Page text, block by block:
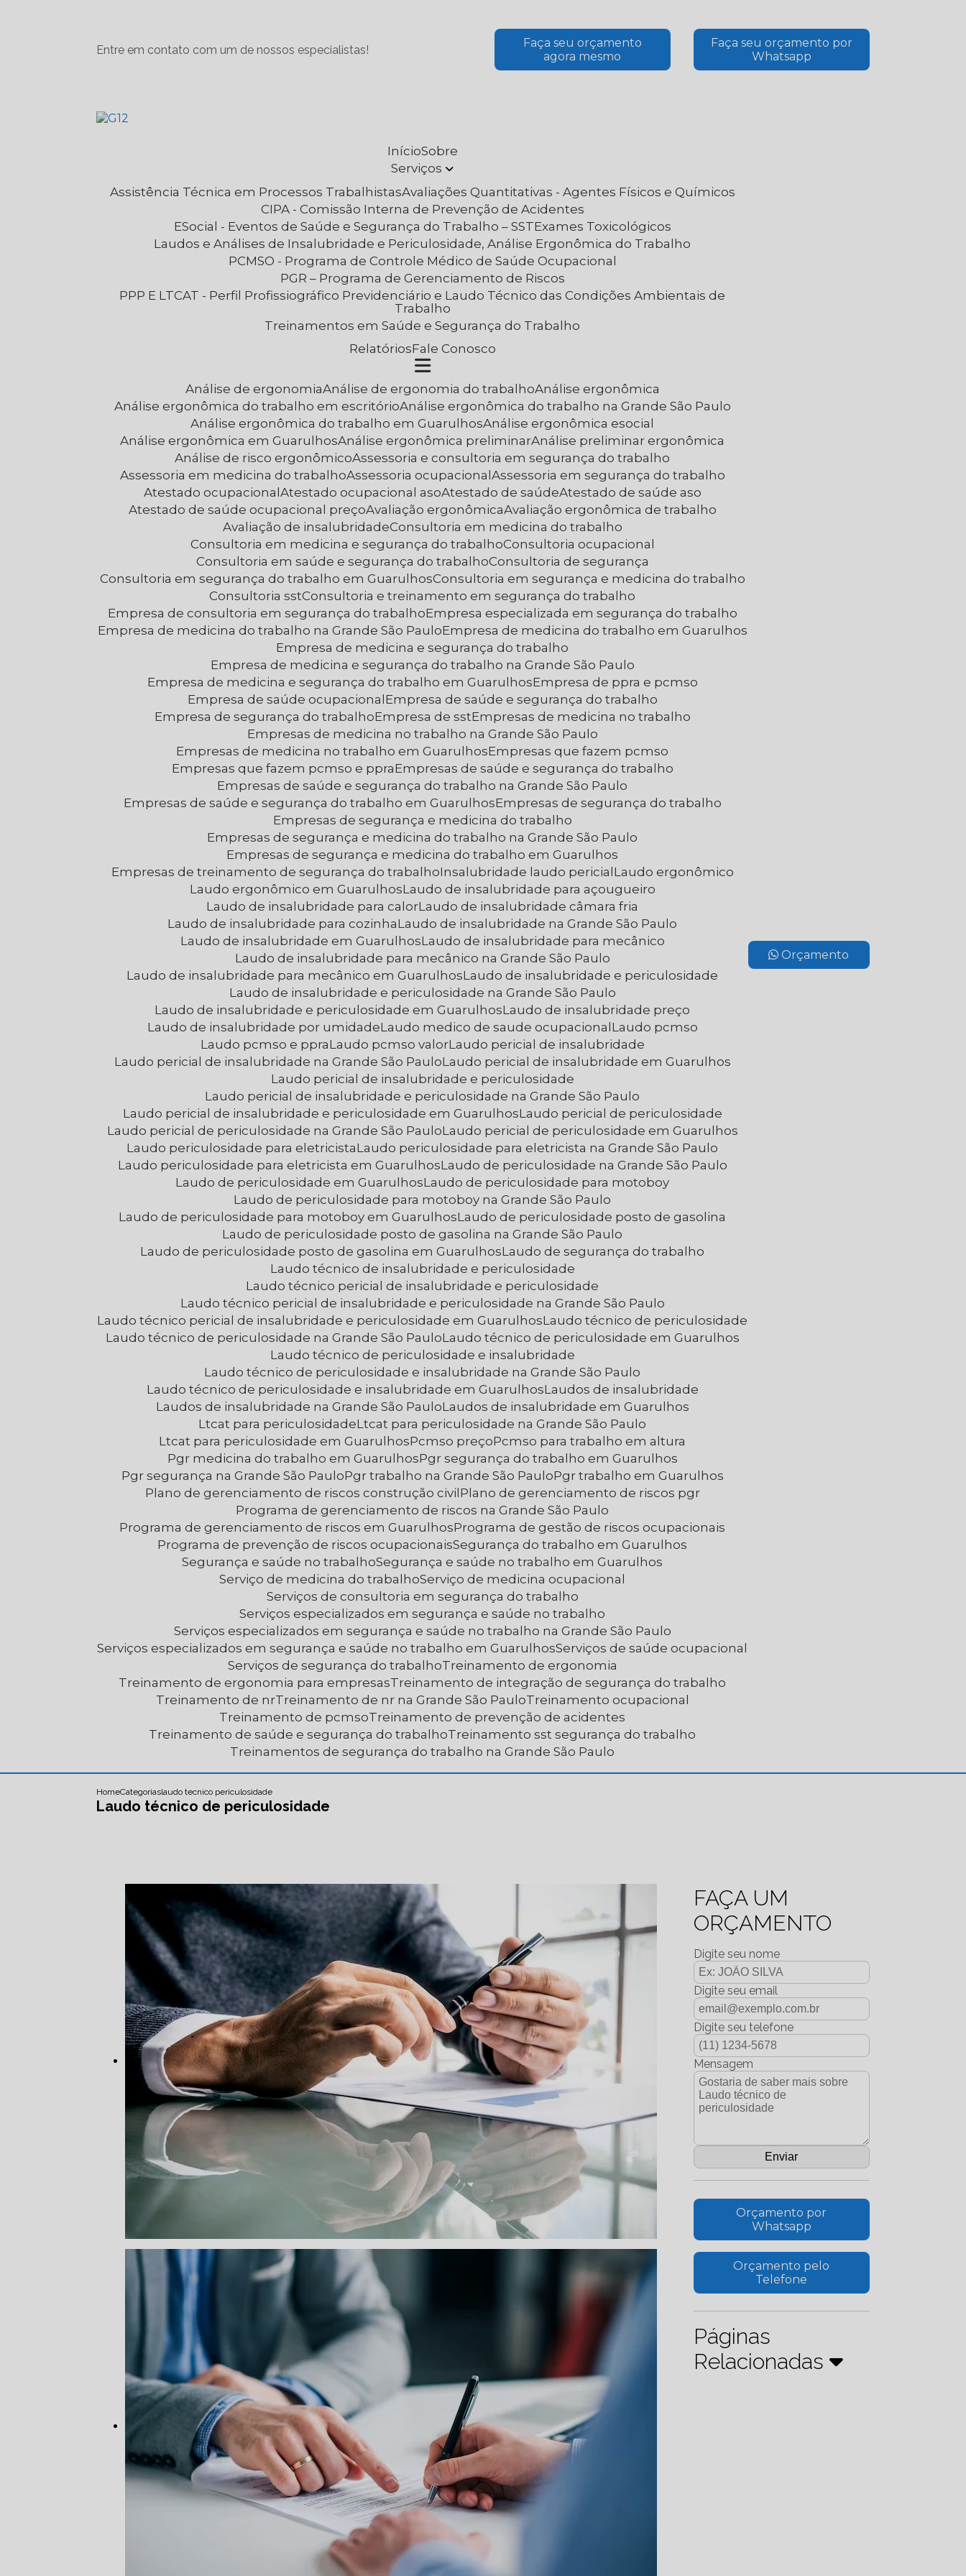
Entre em contato com um de nossos especialistas!
Faça seu orçamento
agora mesmo
Faça seu orçamento por
Whatsapp
Início Sobre
Serviços
Assistência Técnica em Processos Trabalhistas
Avaliações Quantitativas - Agentes Físicos e Químicos
CIPA - Comissão Interna de Prevenção de Acidentes
eSocial - Eventos de Saúde e Segurança do Trabalho – SST Exames Toxicológicos
Laudos e Análises de Insalubridade e Periculosidade, Análise Ergonômica do Trabalho
PCMSO - Programa de Controle Médico de Saúde Ocupacional
PGR – Programa de Gerenciamento de Riscos
PPP E LTCAT - Perfil Profissiográfico Previdenciário e Laudo Técnico das Condições Ambientais de
Trabalho
Treinamentos em Saúde e Segurança do Trabalho
Relatórios Fale Conosco
Análise de ergonomia Análise de ergonomia do trabalho
Análise ergonômica
Análise ergonômica do trabalho em escritório
Análise ergonômica do trabalho na Grande São Paulo
Análise ergonômica do trabalho em Guarulhos
Análise ergonômica esocial
Análise ergonômica em Guarulhos
Análise ergonômica preliminar
Análise preliminar ergonômica
Análise de risco ergonômico Assessoria e consultoria em segurança do trabalho
Assessoria em medicina do trabalho
Assessoria ocupacional
Assessoria em segurança do trabalho
Atestado ocupacional
Atestado ocupacional aso Atestado de saúde
Atestado de saúde aso
Atestado de saúde ocupacional preço
Avaliação ergonômica
Avaliação ergonômica de trabalho
Avaliação de insalubridade
Consultoria em medicina do trabalho
Consultoria em medicina e segurança do trabalho
Consultoria ocupacional
Consultoria em saúde e segurança do trabalho
Consultoria de segurança
Consultoria em segurança do trabalho em Guarulhos
Consultoria em segurança e medicina do trabalho
Consultoria sst Consultoria e treinamento em segurança do trabalho
Empresa de consultoria em segurança do trabalho Empresa especializada em segurança do trabalho
Empresa de medicina do trabalho na Grande São Paulo Empresa de medicina do trabalho em Guarulhos
Empresa de medicina e segurança do trabalho
Empresa de medicina e segurança do trabalho na Grande São Paulo
Empresa de medicina e segurança do trabalho em Guarulhos Empresa de ppra e pcmso
Empresa de saúde ocupacional
Empresa de saúde e segurança do trabalho
Empresa de segurança do trabalho Empresa de sst Empresas de medicina no trabalho
Empresas de medicina no trabalho na Grande São Paulo
Empresas de medicina no trabalho em Guarulhos
Empresas que fazem pcmso
Empresas que fazem pcmso e ppra
Empresas de saúde e segurança do trabalho
Empresas de saúde e segurança do trabalho na Grande São Paulo
Empresas de saúde e segurança do trabalho em Guarulhos Empresas de segurança do trabalho
Empresas de segurança e medicina do trabalho
Empresas de segurança e medicina do trabalho na Grande São Paulo
Empresas de segurança e medicina do trabalho em Guarulhos
Empresas de treinamento de segurança do trabalho Insalubridade laudo pericial
Laudo ergonômico
Laudo ergonômico em Guarulhos Laudo de insalubridade para açougueiro
Laudo de insalubridade para calor Laudo de insalubridade câmara fria
Laudo de insalubridade para cozinha
Laudo de insalubridade na Grande São Paulo
Laudo de insalubridade em Guarulhos Laudo de insalubridade para mecânico
Laudo de insalubridade para mecânico na Grande São Paulo
Laudo de insalubridade para mecânico em Guarulhos Laudo de insalubridade e periculosidade
Laudo de insalubridade e periculosidade na Grande São Paulo
Laudo de insalubridade e periculosidade em Guarulhos Laudo de insalubridade preço
Laudo de insalubridade por umidade Laudo medico de saude ocupacional
Laudo pcmso
Laudo pcmso e ppra Laudo pcmso valor Laudo pericial de insalubridade
Laudo pericial de insalubridade na Grande São Paulo Laudo pericial de insalubridade em Guarulhos
Laudo pericial de insalubridade e periculosidade
Laudo pericial de insalubridade e periculosidade na Grande São Paulo
Laudo pericial de insalubridade e periculosidade em Guarulhos Laudo pericial de periculosidade
Laudo pericial de periculosidade na Grande São Paulo Laudo pericial de periculosidade em Guarulhos
Laudo periculosidade para eletricista
Laudo periculosidade para eletricista na Grande São Paulo
Laudo periculosidade para eletricista em Guarulhos Laudo de periculosidade na Grande São Paulo
Laudo de periculosidade em Guarulhos Laudo de periculosidade para motoboy
Laudo de periculosidade para motoboy na Grande São Paulo
Laudo de periculosidade para motoboy em Guarulhos Laudo de periculosidade posto de gasolina
Laudo de periculosidade posto de gasolina na Grande São Paulo
Laudo de periculosidade posto de gasolina em Guarulhos Laudo de segurança do trabalho
Laudo técnico de insalubridade e periculosidade
Laudo técnico pericial de insalubridade e periculosidade
Laudo técnico pericial de insalubridade e periculosidade na Grande São Paulo
Laudo técnico pericial de insalubridade e periculosidade em Guarulhos Laudo técnico de periculosidade
Laudo técnico de periculosidade na Grande São Paulo Laudo técnico de periculosidade em Guarulhos
Laudo técnico de periculosidade e insalubridade
Laudo técnico de periculosidade e insalubridade na Grande São Paulo
Laudo técnico de periculosidade e insalubridade em Guarulhos Laudos de insalubridade
Laudos de insalubridade na Grande São Paulo Laudos de insalubridade em Guarulhos
Ltcat para periculosidade Ltcat para periculosidade na Grande São Paulo
Ltcat para periculosidade em Guarulhos
Pcmso preço
Pcmso para trabalho em altura
Pgr medicina do trabalho em Guarulhos
Pgr segurança do trabalho em Guarulhos
Pgr segurança na Grande São Paulo
Pgr trabalho na Grande São Paulo
Pgr trabalho em Guarulhos
Plano de gerenciamento de riscos construção civil
Plano de gerenciamento de riscos pgr
Programa de gerenciamento de riscos na Grande São Paulo
Programa de gerenciamento de riscos em Guarulhos
Programa de gestão de riscos ocupacionais
Programa de prevenção de riscos ocupacionais Segurança do trabalho em Guarulhos
Segurança e saúde no trabalho Segurança e saúde no trabalho em Guarulhos
Serviço de medicina do trabalho Serviço de medicina ocupacional
Serviços de consultoria em segurança do trabalho
Serviços especializados em segurança e saúde no trabalho
Serviços especializados em segurança e saúde no trabalho na Grande São Paulo
Serviços especializados em segurança e saúde no trabalho em Guarulhos Serviços de saúde ocupacional
Serviços de segurança do trabalho
Treinamento de ergonomia
Treinamento de ergonomia para empresas
Treinamento de integração de segurança do trabalho
Treinamento de nr
Treinamento de nr na Grande São Paulo
Treinamento ocupacional
Treinamento de pcmso
Treinamento de prevenção de acidentes
Treinamento de saúde e segurança do trabalho
Treinamento sst segurança do trabalho
Treinamentos de segurança do trabalho na Grande São Paulo
Orçamento
HomeCategoriaslaudo tecnico periculosidade
Laudo técnico de periculosidade
FAÇA UM
ORÇAMENTO
Digite seu nome
Digite seu email
Digite seu telefone
Mensagem
Orçamento por
Whatsapp
Orçamento pelo
Telefone
Páginas
Relacionadas